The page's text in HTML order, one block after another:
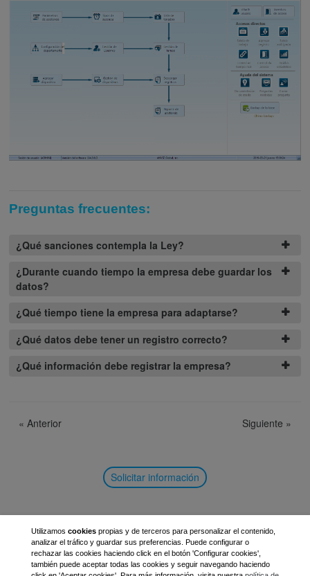
Preguntas frecuentes:
¿Qué sanciones contempla la Ley?
¿Durante cuando tiempo la empresa debe guardar los
datos?
¿Qué tiempo tiene la empresa para adaptarse?
¿Qué datos debe tener un registro correcto?
¿Qué información debe registrar la empresa?
«Anterior Siguiente »
Solicitar información
Utilizamos cookiespropias y de terceros para personalizar el contenido,
analizar el tráfico y guardar sus preferencias. Puede configurar o
rechazar las cookies haciendo click en el botón 'Configurar cookies',
también puede aceptar todas las cookies y seguir navegando haciendo